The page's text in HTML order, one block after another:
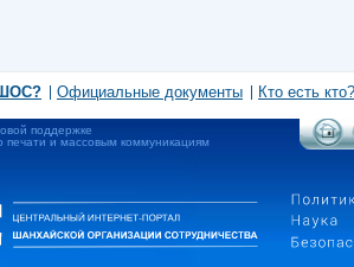
Официальные документы Кто есть кто?
поддержке
печати и массовым коммуникациям